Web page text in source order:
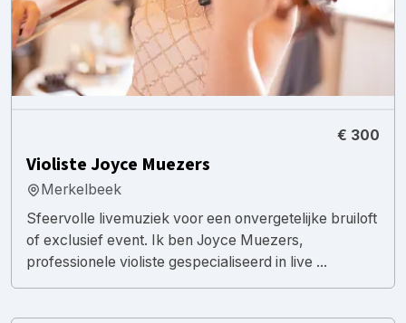
€ 300
Violiste Joyce Muezers
Merkelbeek
Sfeervolle livemuziek voor een onvergetelijke bruiloft
of exclusief event. Ik ben Joyce Muezers,
professionele violiste gespecialiseerd in live ...